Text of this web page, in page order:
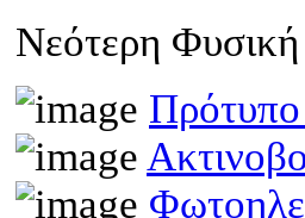
Νεότερη Φυσική